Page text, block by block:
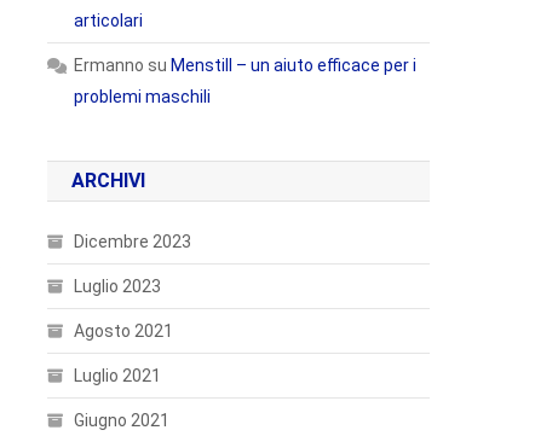
articolari
Ermanno su Menstill – un aiuto efficace per i
problemi maschili
ARCHIVI
Dicembre 2023
Luglio 2023
Agosto 2021
Luglio 2021
Giugno 2021